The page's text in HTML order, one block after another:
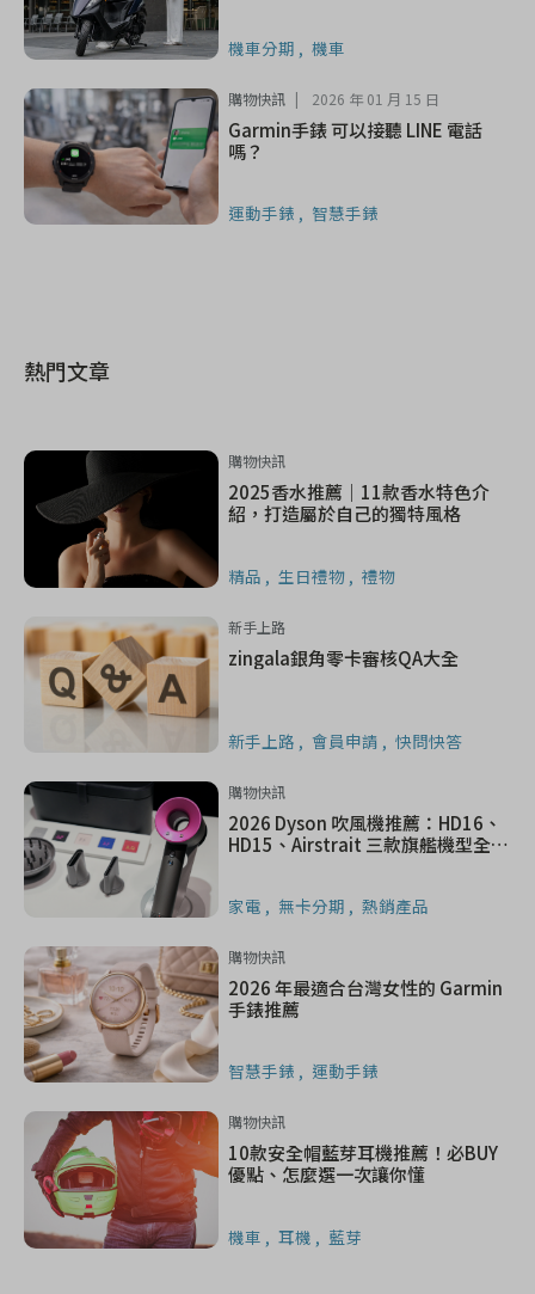
機車分期 機車
購物快訊 2026 年 01 月 15 日
Garmin手錶 可以接聽 LINE 電話
嗎？
運動手錶 智慧手錶
熱門文章
購物快訊
2025香水推薦｜11款香水特色介
紹，打造屬於自己的獨特風格
精品 生日禮物 禮物
新手上路
zingala銀角零卡審核QA大全
新手上路 會員申請 快問快答
購物快訊
2026 Dyson 吹風機推薦：HD16、
HD15、Airstrait 三款旗艦機型全面
家電 無卡分期 熱銷產品
購物快訊
2026 年最適合台灣女性的 Garmin
手錶推薦
智慧手錶 運動手錶
購物快訊
10款安全帽藍芽耳機推薦！必BUY
優點、怎麼選一次讓你懂
機車 耳機 藍芽